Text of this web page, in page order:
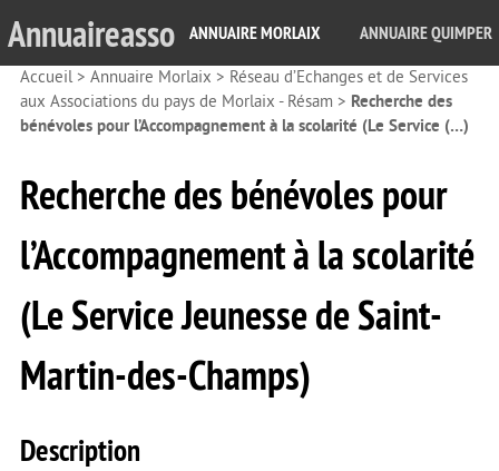
Annuaireasso ANNUAIRE MORLAIX ANNUAIRE QUIMPER
Accueil> Annuaire Morlaix > Réseau d’Echanges et de Services
aux Associations du pays de Morlaix - Résam > Recherche des
bénévoles pour l’Accompagnement à la scolarité (Le Service (…)
Recherche des bénévoles pour
l’Accompagnement à la scolarité
(Le Service Jeunesse de Saint-
Martin-des-Champs)
Description